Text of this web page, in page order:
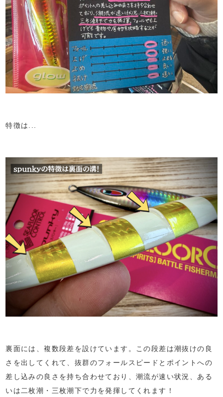
特徴は...
裏面には、複数段差を設けています。この段差は潮抜けの良
さを出してくれて、抜群のフォールスピードとポイントへの
差し込みの良さを持ち合わせており、潮流が速い状況、ある
いは二枚潮・三枚潮下で力を発揮してくれます！